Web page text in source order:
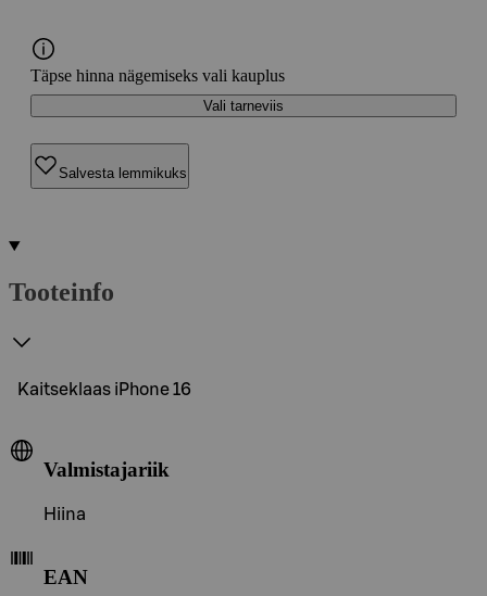
Täpse hinna nägemiseks vali kauplus
Vali tarneviis
Salvesta lemmikuks
Tooteinfo
Kaitseklaas iPhone 16
Valmistajariik
Hiina
EAN